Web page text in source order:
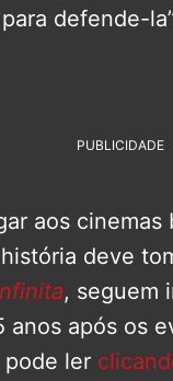
defende-
PUBLICIDADE
aos
deve
, seguem
anos após os
pode ler